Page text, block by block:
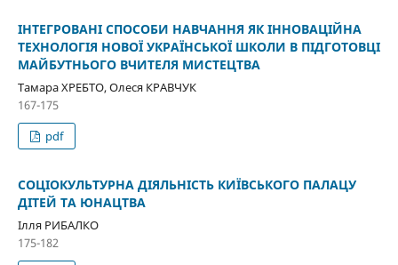
ІНТЕГРОВАНІ СПОСОБИ НАВЧАННЯ ЯК ІННОВАЦІЙНА
ТЕХНОЛОГІЯ НОВОЇ УКРАЇНСЬКОЇ ШКОЛИ В ПІДГОТОВЦІ
МАЙБУТНЬОГО ВЧИТЕЛЯ МИСТЕЦТВА
Тамара ХРЕБТО, Олеся КРАВЧУК
167-175
pdf
СОЦІОКУЛЬТУРНА ДІЯЛЬНІСТЬ КИЇВСЬКОГО ПАЛАЦУ
ДІТЕЙ ТА ЮНАЦТВА
Ілля РИБАЛКО
175-182